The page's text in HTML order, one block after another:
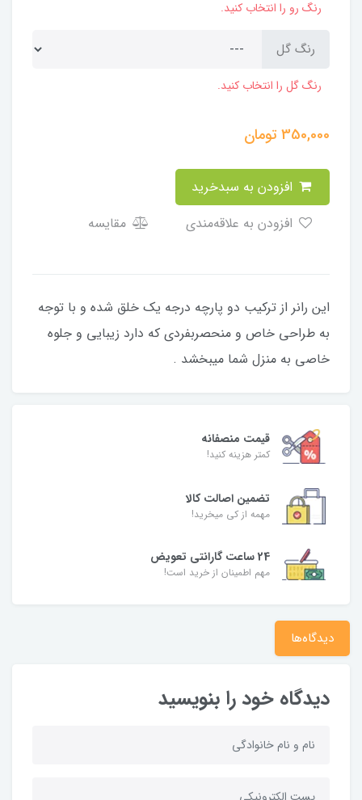
رنگ رو را انتخاب کنید.
رنگ گل
رنگ گل را انتخاب کنید.
350,000تومان
مقایسه
این رانر از ترکیب دو پارچه درجه یک خلق شده و با توجه
به طراحی خاص و منحصربفردی که دارد زیبایی و جلوه
خاصی به منزل شما میبخشد .
قیمت منصفانه
کمتر هزینه کنید!
تضمین اصالت کالا
مهمه از کی میخرید!
24 ساعت گارانتی تعویض
مهم اطمینان از خرید است!
دیدگاه‌ها
دیدگاه خود را بنویسید